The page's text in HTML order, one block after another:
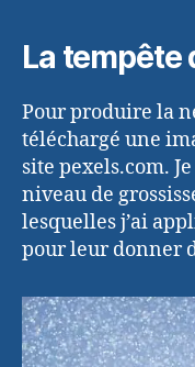
La tempête
Pour produire la
téléchargé une
site pexels.com.
niveau de
lesquelles j’ai
pour leur donner